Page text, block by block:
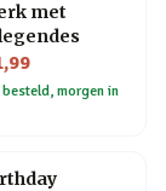
met
besteld, morgen in